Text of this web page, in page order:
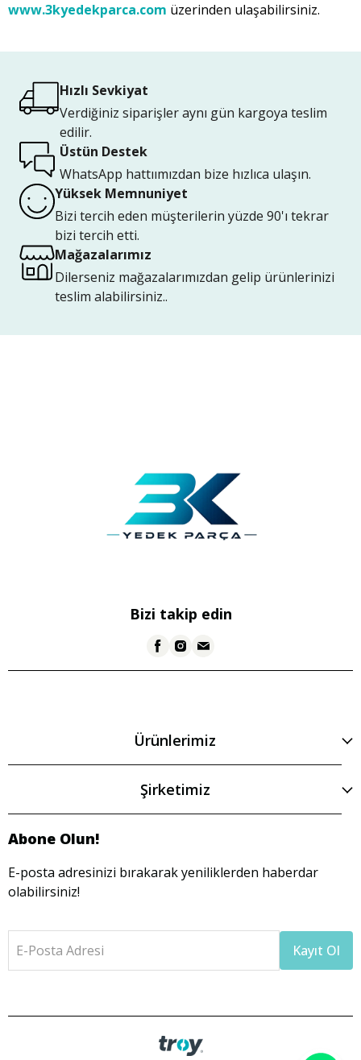
www.3kyedekparca.com üzerinden ulaşabilirsiniz.
Hızlı Sevkiyat
Verdiğiniz siparişler aynı gün kargoya teslim
edilir.
Üstün Destek
WhatsApp hattıımızdan bize hızlıca ulaşın.
Yüksek Memnuniyet
Bizi tercih eden müşterilerin yüzde 90'ı tekrar
bizi tercih etti.
Mağazalarımız
Dilerseniz mağazalarımızdan gelip ürünlerinizi
teslim alabilirsiniz..
Bizi takip edin
Ürünlerimiz
Şirketimiz
Abone Olun!
E-posta adresinizi bırakarak yeniliklerden haberdar
olabilirsiniz!
E-Posta Adresi Kayıt Ol